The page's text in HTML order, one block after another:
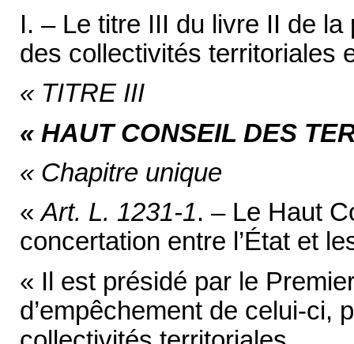
I. – Le titre III du livre II de
des collectivités territoriales
« TITRE III
« HAUT CONSEIL DES
« Chapitre unique
«Art. L. 1231-1. – Le Haut
concertation entre l’État et
« Il est présidé par le
d’empêchement de celui-ci,